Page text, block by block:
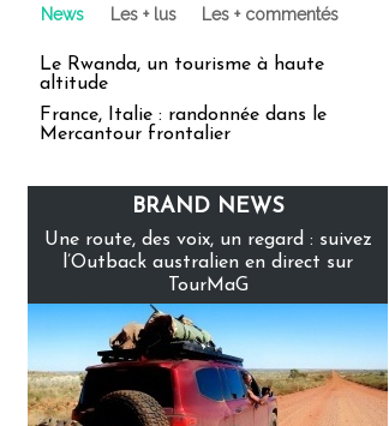
News Les + lus Les + commentés
Le Rwanda, un tourisme à haute
altitude
France, Italie : randonnée dans le
Mercantour frontalier
BRAND NEWS
Une route, des voix, un regard : suivez
l’Outback australien en direct sur
TourMaG